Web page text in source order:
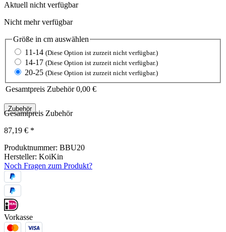
Aktuell nicht verfügbar
Nicht mehr verfügbar
Größe in cm auswählen
11-14 (Diese Option ist zurzeit nicht verfügbar.)
14-17 (Diese Option ist zurzeit nicht verfügbar.)
20-25 (Diese Option ist zurzeit nicht verfügbar.)
Gesamtpreis Zubehör 0,00 €
Zubehör
Gesamtpreis Zubehör
87,19 € *
Produktnummer: BBU20
Hersteller: KoiKin
Noch Fragen zum Produkt?
Vorkasse